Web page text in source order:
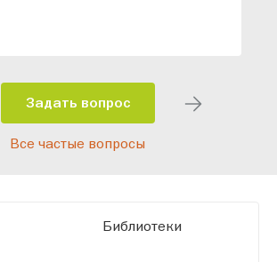
и личные пожелания.
современному
оборудованию
Задать вопрос
Все частые вопросы
Библиотеки